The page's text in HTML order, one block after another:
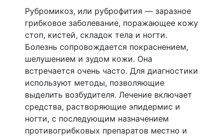
Рубромикоз, или руброфития — заразное
грибковое заболевание, поражающее кожу
стоп, кистей, складок тела и ногти.
Болезнь сопровождается покраснением,
шелушением и зудом кожи. Она
встречается очень часто. Для диагностики
используют методы, позволяющие
выделить возбудителя. Лечение включает
средства, растворяющие эпидермис и
ногти, с последующим назначением
противогрибковых препаратов местно и